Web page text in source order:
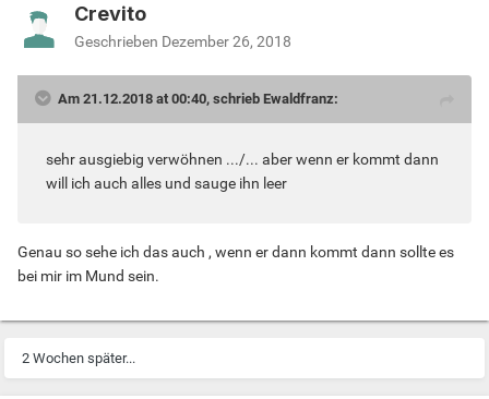
Crevito
Geschrieben Dezember 26, 2018
Am 21.12.2018 at 00:40, schrieb Ewaldfranz:
sehr ausgiebig verwöhnen .../... aber wenn er kommt dann
will ich auch alles und sauge ihn leer
Genau so sehe ich das auch , wenn er dann kommt dann sollte es
bei mir im Mund sein.
2 Wochen später...